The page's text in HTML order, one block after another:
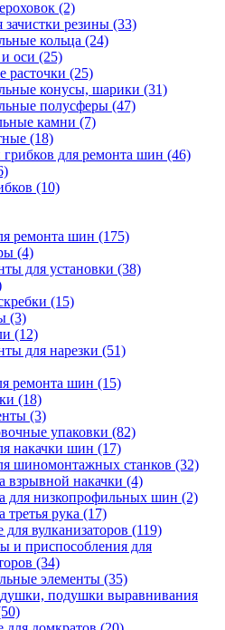
(2)
резины (33)
кольца (24)
оси (25)
расточки (25)
конусы, шарики (31)
полусферы (47)
камни (7)
(18)
для ремонта шин (46)
(10)
ремонта шин (175)
(4)
для установки (38)
(15)
(3)
(12)
для нарезки (51)
ремонта шин (15)
(18)
(3)
упаковки (82)
накачки шин (17)
шиномонтажных станков (32)
взрывной накачки (4)
для низкопрофильных шин (2)
третья рука (17)
вулканизаторов (119)
и приспособления для
(34)
элементы (35)
подушки выравнивания